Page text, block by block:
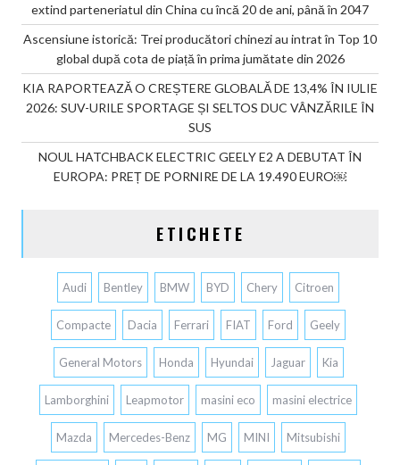
extind parteneriatul din China cu încă 20 de ani, până în 2047
Ascensiune istorică: Trei producători chinezi au intrat în Top 10
global după cota de piață în prima jumătate din 2026
KIA RAPORTEAZĂ O CREȘTERE GLOBALĂ DE 13,4% ÎN IULIE
2026: SUV-URILE SPORTAGE ȘI SELTOS DUC VÂNZĂRILE ÎN
SUS
NOUL HATCHBACK ELECTRIC GEELY E2 A DEBUTAT ÎN
EUROPA: PREȚ DE PORNIRE DE LA 19.490 EURO￼
ETICHETE
Audi Bentley BMW BYD Chery Citroen
Compacte Dacia Ferrari FIAT Ford Geely
General Motors Honda Hyundai Jaguar Kia
Lamborghini Leapmotor masini eco masini electrice
Mazda Mercedes-Benz MG MINI Mitsubishi